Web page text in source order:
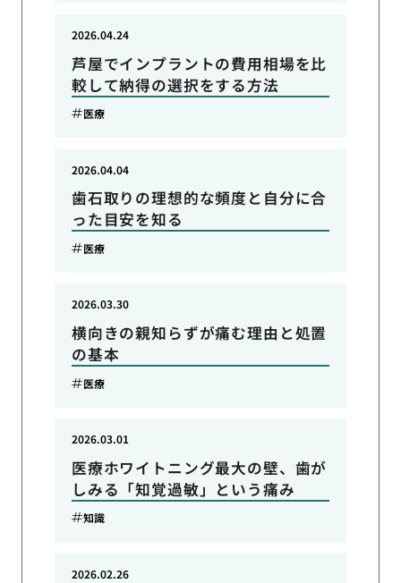
芦屋でインプラントの費用相場を比
較して納得の選択をする方法
2026.04.24
医療
歯石取りの理想的な頻度と自分に合
った目安を知る
2026.04.04
医療
横向きの親知らずが痛む理由と処置
の基本
2026.03.30
医療
医療ホワイトニング最大の壁、歯が
しみる「知覚過敏」という痛み
2026.03.01
知識
2026.02.26